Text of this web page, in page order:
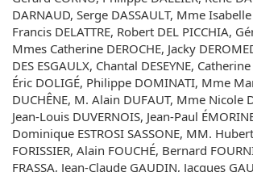
DARNAUD, Serge DASSAULT, Mme
Francis DELATTRE, Robert DEL PICCHIA,
Mmes Catherine DEROCHE, Jacky
DES ESGAULX, Chantal DESEYNE,
Éric DOLIGÉ, Philippe DOMINATI, Mme
DUCHÊNE, M. Alain DUFAUT, Mme Nicole
Jean-Louis DUVERNOIS, Jean-Paul
Dominique ESTROSI SASSONE, MM.
FORISSIER, Alain FOUCHÉ, Bernard
FRASSA, Jean-Claude GAUDIN, Jacques